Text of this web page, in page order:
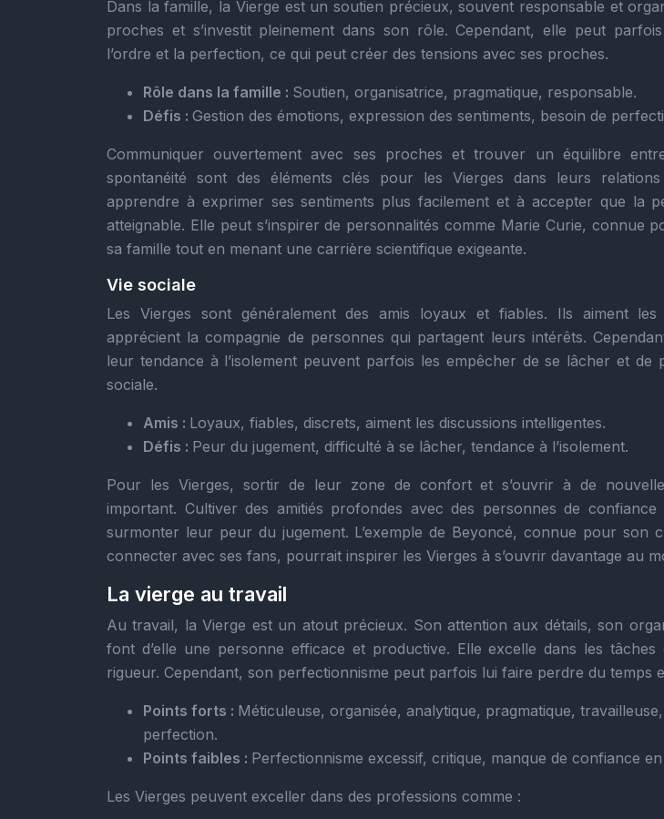
Dans la famille, la Vierge est un soutien précieux, souvent responsable et
proches et s’investit pleinement dans son rôle. Cependant, elle peut
l’ordre et la perfection, ce qui peut créer des tensions avec ses proches.
Rôle dans la famille : Soutien, organisatrice, pragmatique, responsable.
Défis : Gestion des émotions, expression des sentiments, besoin de
Communiquer ouvertement avec ses proches et trouver un équilibre
spontanéité sont des éléments clés pour les Vierges dans leurs
apprendre à exprimer ses sentiments plus facilement et à accepter que la
atteignable. Elle peut s’inspirer de personnalités comme Marie Curie, connue
sa famille tout en menant une carrière scientifique exigeante.
Vie sociale
Les Vierges sont généralement des amis loyaux et fiables. Ils aiment les
apprécient la compagnie de personnes qui partagent leurs intérêts.
leur tendance à l’isolement peuvent parfois les empêcher de se lâcher et de
sociale.
Amis : Loyaux, fiables, discrets, aiment les discussions intelligentes.
Défis : Peur du jugement, difficulté à se lâcher, tendance à l’isolement.
Pour les Vierges, sortir de leur zone de confort et s’ouvrir à de
important. Cultiver des amitiés profondes avec des personnes de
surmonter leur peur du jugement. L’exemple de Beyoncé, connue pour son
connecter avec ses fans, pourrait inspirer les Vierges à s’ouvrir davantage au
La vierge au travail
Au travail, la Vierge est un atout précieux. Son attention aux détails, son
font d’elle une personne efficace et productive. Elle excelle dans les tâches
rigueur. Cependant, son perfectionnisme peut parfois lui faire perdre du temps
Points forts : Méticuleuse, organisée, analytique, pragmatique,
perfection.
Points faibles : Perfectionnisme excessif, critique, manque de confiance
Les Vierges peuvent exceller dans des professions comme :